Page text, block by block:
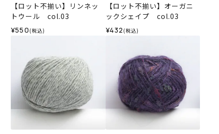
【ロット不揃い】リンネッ
トウール col.03
¥550 (税込)
【ロット不揃い】オーガニ
ックシェイプ col.03
¥432 (税込)